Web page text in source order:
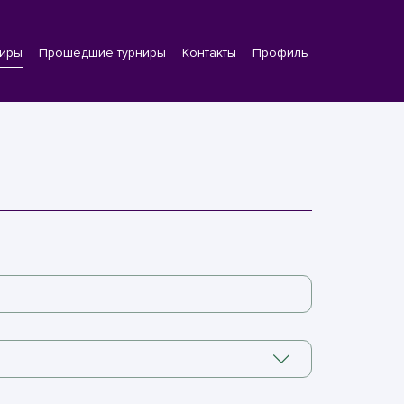
Прошедшие турниры Контакты Профиль